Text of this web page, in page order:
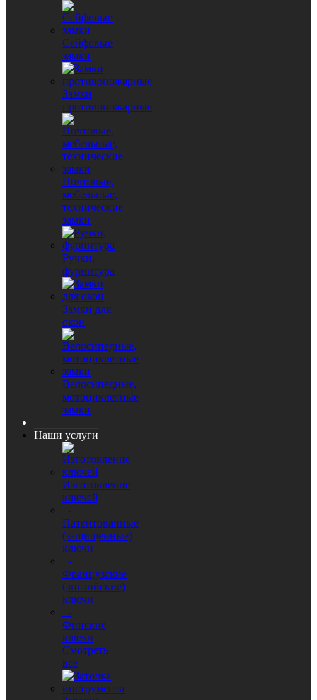
Сейфовые
замки
Замки
противопожарные
Почтовые,
мебельные,
технические
замки
Ручки,
фурнитура
Замки для
окон
Велосипедные,
мотоциклетные
замки
Наши услуги
Изготовление
ключей
-
Патентованные
(защищенные)
ключи
-
Французские
(английские)
ключи
-
Финские
ключи
Смотреть
все